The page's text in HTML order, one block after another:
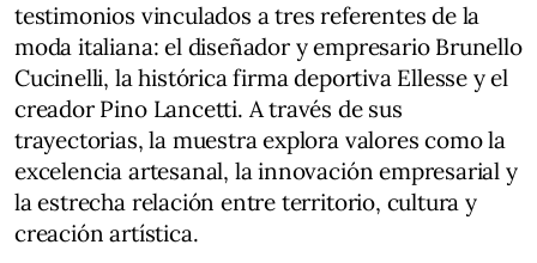
testimonios vinculados a tres referentes de la
moda italiana: el diseñador y empresario Brunello
Cucinelli, la histórica firma deportiva Ellesse y el
creador Pino Lancetti. A través de sus
trayectorias, la muestra explora valores como la
excelencia artesanal, la innovación empresarial y
la estrecha relación entre territorio, cultura y
creación artística.